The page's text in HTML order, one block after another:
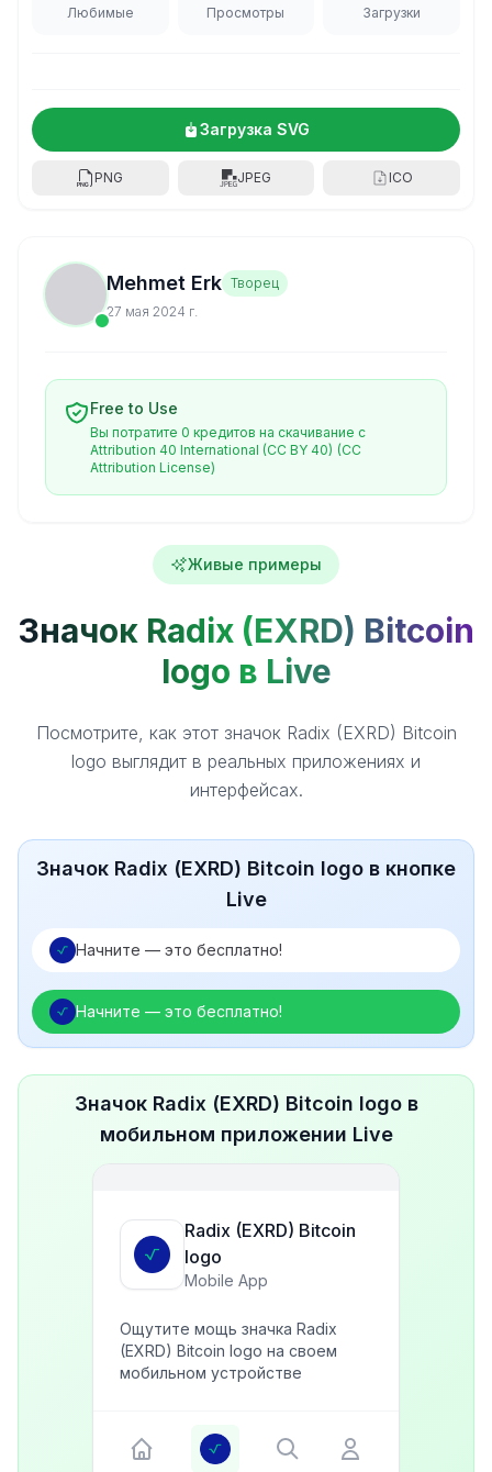
Любимые Просмотры Загрузки
Загрузка SVG
PNG JPEG ICO
Mehmet Erk Творец
27 мая 2024 г.
Free to Use
Вы потратите 0 кредитов на скачивание с
Attribution 40 International (CC BY 40) (CC
Attribution License)
Живые примеры
Значок Radix (EXRD) Bitcoin
logo в Live
Посмотрите, как этот значок Radix (EXRD) Bitcoin
logo выглядит в реальных приложениях и
интерфейсах.
Значок Radix (EXRD) Bitcoin logo в кнопке
Live
Начните — это бесплатно!
Начните — это бесплатно!
Значок Radix (EXRD) Bitcoin logo в
мобильном приложении Live
Radix (EXRD) Bitcoin
logo
Mobile App
Ощутите мощь значка Radix
(EXRD) Bitcoin logo на своем
мобильном устройстве